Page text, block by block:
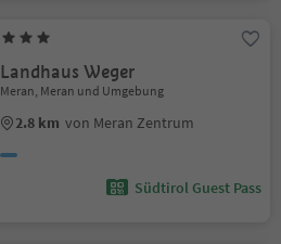
Landhaus Weger
Meran, Meran und Umgebung
2.8 km von Meran Zentrum
Südtirol Guest Pass